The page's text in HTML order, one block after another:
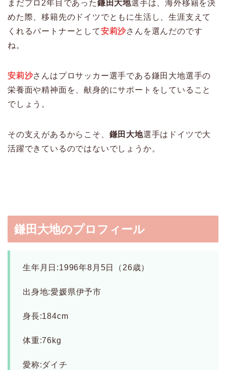
まだプロ2年目であった鎌田大地選手は、海外移籍を決
めた際、移籍先のドイツでともに生活し、生涯支えて
くれるパートナーとして安莉沙さんを選んだのです
ね。
安莉沙さんはプロサッカー選手である鎌田大地選手の
栄養面や精神面を、献身的にサポートをしていること
でしょう。
その支えがあるからこそ、 鎌田大地選手はドイツで大
活躍できているのではないでしょうか。
鎌田大地のプロフィール
生年月日:1996年8月5日（26歳）
出身地:愛媛県伊予市
身長:184cm
体重:76kg
愛称:ダイチ